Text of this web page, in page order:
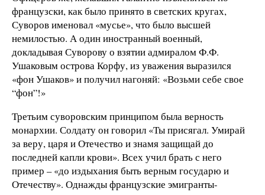
французски, как было принято в светских кругах,
Суворов именовал «мусье», что было высшей
немилостью. А один иностранный военный,
докладывая Суворову о взятии адмиралом Ф.Ф.
Ушаковым острова Корфу, из уважения выразился
«фон Ушаков» и получил нагоняй: «Возьми себе свое
“фон”!»
Третьим суворовским принципом была верность
монархии. Солдату он говорил «Ты присягал. Умирай
за веру, царя и Отечество и знамя защищай до
последней капли крови». Всех учил брать с него
пример – «до издыхания быть верным государю и
Отечеству». Однажды французские эмигранты-